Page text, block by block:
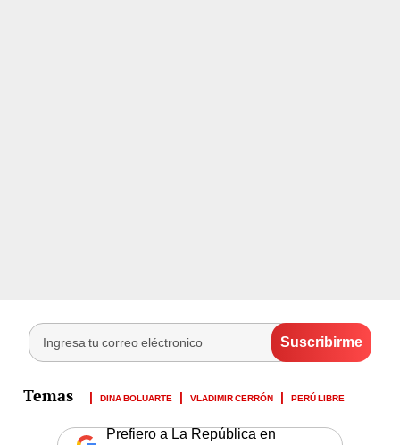
DINA BOLUARTE VLADIMIR CERRÓN PERÚ LIBRE
Prefiero a La República en